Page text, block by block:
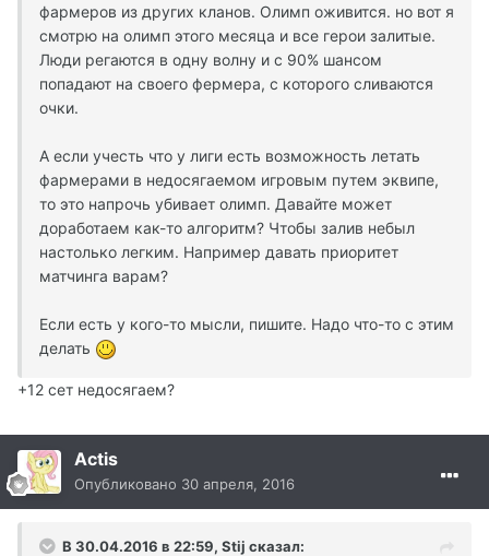
фармеров из других кланов. Олимп оживится. но вот я
смотрю на олимп этого месяца и все герои залитые.
Люди регаются в одну волну и с 90% шансом
попадают на своего фермера, с которого сливаются
очки.
А если учесть что у лиги есть возможность летать
фармерами в недосягаемом игровым путем эквипе,
то это напрочь убивает олимп. Давайте может
доработаем как-то алгоритм? Чтобы залив небыл
настолько легким. Например давать приоритет
матчинга варам?
Если есть у кого-то мысли, пишите. Надо что-то с этим
делать
+12 сет недосягаем?
Actis
Опубликовано 30 апреля, 2016
В 30.04.2016 в 22:59, Stij сказал: